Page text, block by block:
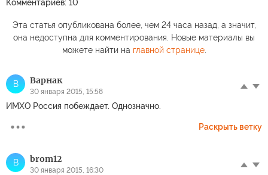
Комментариев: 10
Эта статья опубликована более, чем 24 часа назад, а значит,
она недоступна для комментирования. Новые материалы вы
можете найти на главной странице.
В Варнак
30 января 2015, 15:58
ИМХО Россия побеждает. Однозначно.
Раскрыть ветку
B brom12
30 января 2015, 16:30